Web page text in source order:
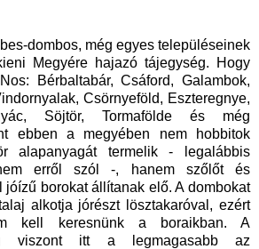
dombos, még egyes településeinek
Megyére hajazó tájegység. Hogy
Bérbaltabár, Csáford, Galambok,
Csörnyeföld, Eszteregnye,
Söjtör, Tormafölde és még
ebben a megyében nem hobbitok
alapanyagát termelik - legalábbis
erről szól -, hanem szőlőt és
jóízű borokat állítanak elő. A dombokat
alkotja jórészt lösztakaróval, ezért
kell keresnünk a boraikban. A
viszont itt a legmagasabb az